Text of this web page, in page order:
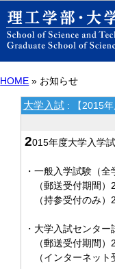
HOME » お知らせ
大学入試: 【2015年
2015年度大学入学
・一般入学試験（
（郵送受付期間）
（持参受付のみ）
・大学入試センタ
（郵送受付期間）
（インターネット